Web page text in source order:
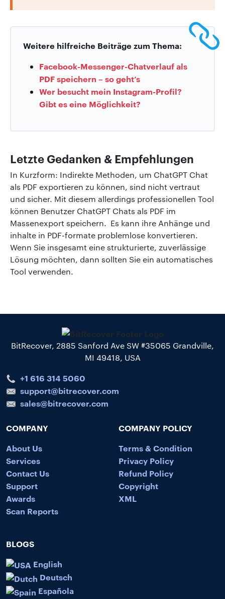
Weitere hilfreiche Beiträge zum Thema:
Facebook-Messenger-Chatverlauf als
PDF speichern – so geht’s
Wer besucht mein Instagram-Profil?
Gibt es eine Möglichkeit?
Letzte Gedanken & Empfehlungen
In Kurzform: Indirekte Methoden, um ChatGPT Chat
als PDF exportieren zu können, sind nicht vertraut
und sicher. Mit diesem allerdings professionellen Tool
können Benutzer ChatGPT Chats als PDF im
Massenexport speichern. Es kann ihre Anhänge und
inhalte in PDF-formate problemlose konvertieren.
Wenn Sie insgesamt eine strukturierte, zuverlässige
Lösung möchten, dann sollten Sie ein automatisches
Tool verwenden.
BitRecover, 2885 Sanford Ave SW #35065 Grandville,
MI 49418, USA
+1 616 314 5060
support@bitrecover.com
sales@bitrecover.com
COMPANY
About Us
Services
Contact Us
Support
Awards
Scan Reports
COMPANY POLICY
Terms & Condition
Privacy Policy
Refund Policy
Copyright
XML
BLOGS
English
Deutsch
Española